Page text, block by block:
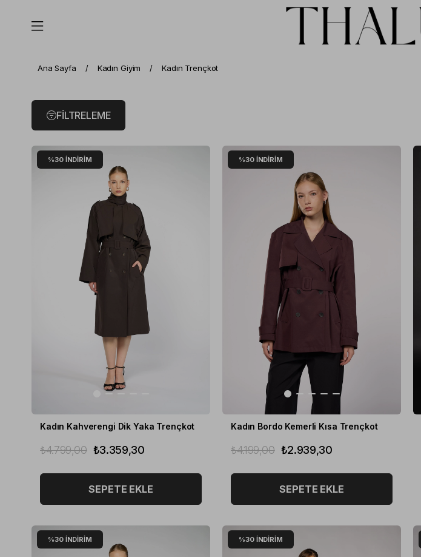
Ana Sayfa Kadın Giyim Kadın Trençkot
FILTRELEME
Kadın Kahverengi Dik Yaka Trençkot
₺3.359,30
₺4.799,00
SEPETE EKLE
%30 İNDIRIM
Kadın Bordo Kemerli Kısa Trençkot
₺2.939,30
₺4.199,00
SEPETE EKLE
%30 İNDIRIM
%30 İNDIRIM %30 İNDIRIM